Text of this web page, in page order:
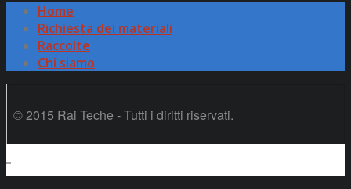
Home
Richiesta dei materiali
Raccolte
Chi siamo
© 2015 Rai Teche - Tutti i diritti riservati.